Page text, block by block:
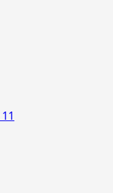
11